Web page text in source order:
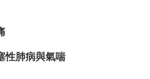
性肺病與氣喘